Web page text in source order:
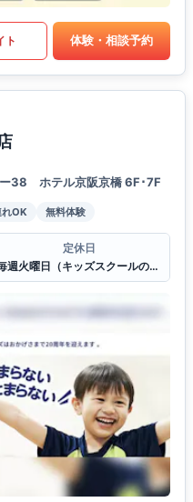
ト 体験・相談予約
ー38 ホテル京阪京橋 6F･7F
OK 無料体験
定休日
毎週火曜日（キッズスクールのみ営業）